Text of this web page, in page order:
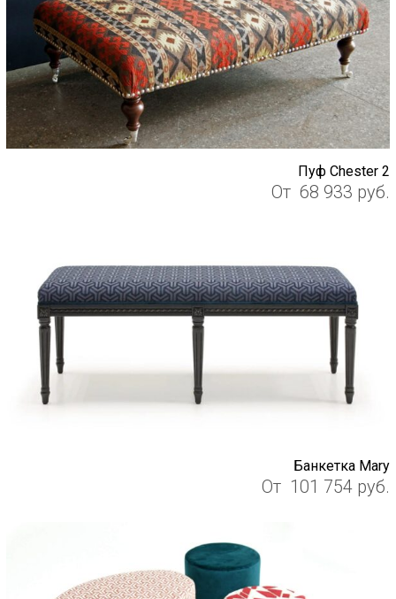
Пуф Chester 2
От 68 933 руб.
Банкетка Mary
От 101 754 руб.